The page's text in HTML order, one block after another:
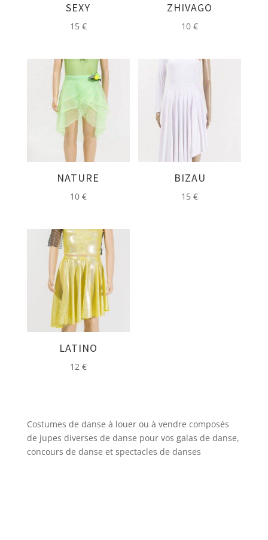
SEXY
15 €
ZHIVAGO
10€
NATURE
10 €
BIZAU
15€
LATINO
12 €
Costumes de danse à louer ou à vendre composés
de jupes diverses de danse pour vos galas de danse,
concours de danse et spectacles de danses